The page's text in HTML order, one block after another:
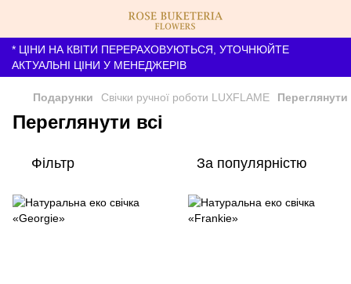
* ЦІНИ НА КВІТИ ПЕРЕРАХОВУЮТЬСЯ, УТОЧНЮЙТЕ
АКТУАЛЬНІ ЦІНИ У МЕНЕДЖЕРІВ
Подарунки Свічки ручної роботи LUXFLAME Переглянути
Переглянути всі
Фільтр За популярністю